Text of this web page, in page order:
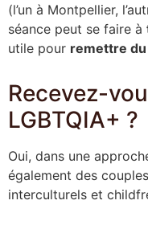
(l’un à Montpellier,
séance peut se faire à
utile pour remettre du
Recevez-
LGBTQIA+ ?
Oui, dans une
également des
interculturels et